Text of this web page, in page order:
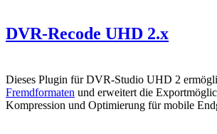
DVR-Recode UHD 2.x
Dieses Plugin für DVR-Studio UHD 2
Fremdformaten und erweitert die
Kompression und Optimierung für mobile